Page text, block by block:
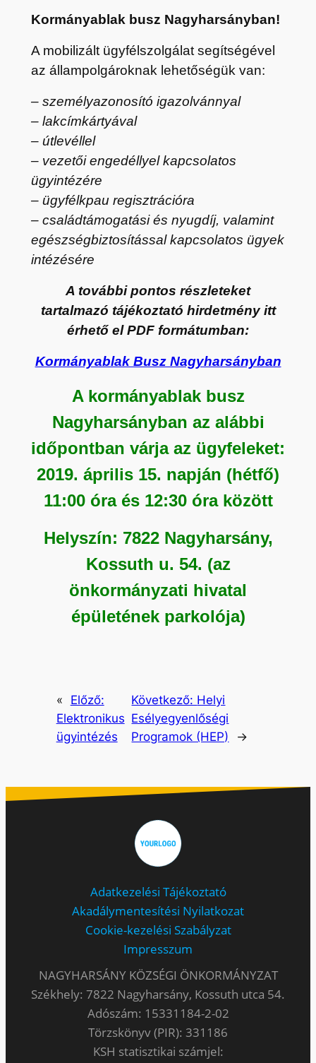
Kormányablak busz Nagyharsányban!
A mobilizált ügyfélszolgálat segítségével
az állampolgároknak lehetőségük van:
– személyazonosító igazolvánnyal
– lakcímkártyával
– útlevéllel
– vezetői engedéllyel kapcsolatos
ügyintézére
– ügyfélkpau regisztrációra
– családtámogatási és nyugdíj, valamint
egészségbiztosítással kapcsolatos ügyek
intézésére
A további pontos részleteket
tartalmazó tájékoztató hirdetmény itt
érhető el PDF formátumban:
Kormányablak Busz Nagyharsányban
A kormányablak busz
Nagyharsányban az alábbi
időpontban várja az ügyfeleket:
2019. április 15. napján (hétfő)
11:00 óra és 12:30 óra között
Helyszín: 7822 Nagyharsány,
Kossuth u. 54. (az
önkormányzati hivatal
épületének parkolója)
«
Előző:
Elektronikus
ügyintézés
Következő: Helyi
Esélyegyenlőségi
Programok (HEP)
→
Adatkezelési Tájékoztató
Akadálymentesítési Nyilatkozat
Cookie-kezelési Szabályzat
Impresszum
NAGYHARSÁNY KÖZSÉGI ÖNKORMÁNYZAT
Székhely: 7822 Nagyharsány, Kossuth utca 54.
Adószám: 15331184-2-02
Törzskönyv (PIR): 331186
KSH statisztikai számjel: